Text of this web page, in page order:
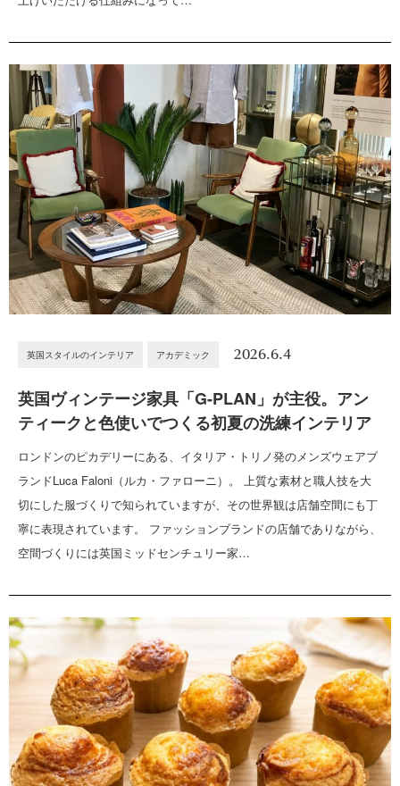
英国スタイルのインテリア アカデミック 2026.6.4
英国ヴィンテージ家具「G-PLAN」が主役。アン
ティークと色使いでつくる初夏の洗練インテリア
ロンドンのピカデリーにある、イタリア・トリノ発のメンズウェアブ
ランドLuca Faloni（ルカ・ファローニ）。 上質な素材と職人技を大
切にした服づくりで知られていますが、その世界観は店舗空間にも丁
寧に表現されています。 ファッションブランドの店舗でありながら、
空間づくりには英国ミッドセンチュリー家…